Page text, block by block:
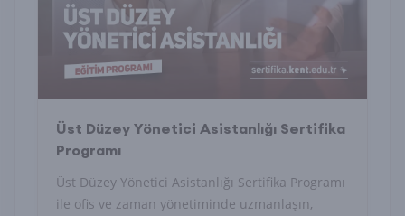
Üst Düzey Yönetici Asistanlığı Sertifika
Programı
Üst Düzey Yönetici Asistanlığı Sertifika Programı
ile ofis ve zaman yönetiminde uzmanlaşın,